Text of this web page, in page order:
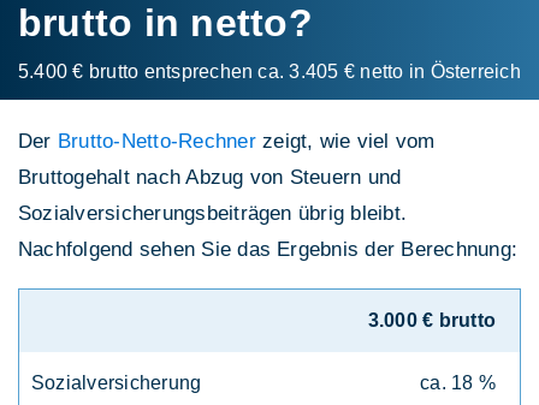
brutto in netto?
5.400 € brutto entsprechen ca. 3.405 € netto in Österreich
Der Brutto-Netto-Rechnerzeigt, wie viel vom
Bruttogehalt nach Abzug von Steuern und
Sozialversicherungsbeiträgen übrig bleibt.
Nachfolgend sehen Sie das Ergebnis der Berechnung:
3.000 € brutto
Sozialversicherung ca. 18 %